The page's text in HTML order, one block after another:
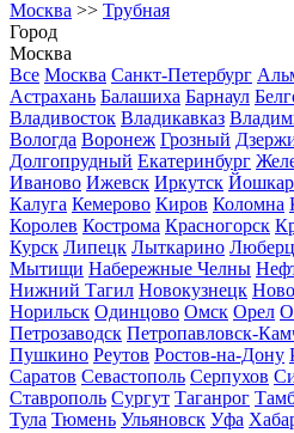
Москва >> Трубная
Город
Москва
Все Москва Санкт-Петербург
Астрахань Балашиха Барнаул
Владивосток Владикавказ
Вологда Воронеж Грозный
Долгопрудный Екатеринбург
Иваново Ижевск Иркутск
Калуга Кемерово Киров Коломна
Королев Кострома Красногорск
Курск Липецк Лыткарино
Мытищи Набережные Челны
Нижний Тагил Новокузнецк
Норильск Одинцово Омск Орел
Петрозаводск Петропавловск-
Пушкино Реутов Ростов-на-Дону
Саратов Севастополь Серпухов
Ставрополь Сургут Таганрог
Тула Тюмень Ульяновск Уфа